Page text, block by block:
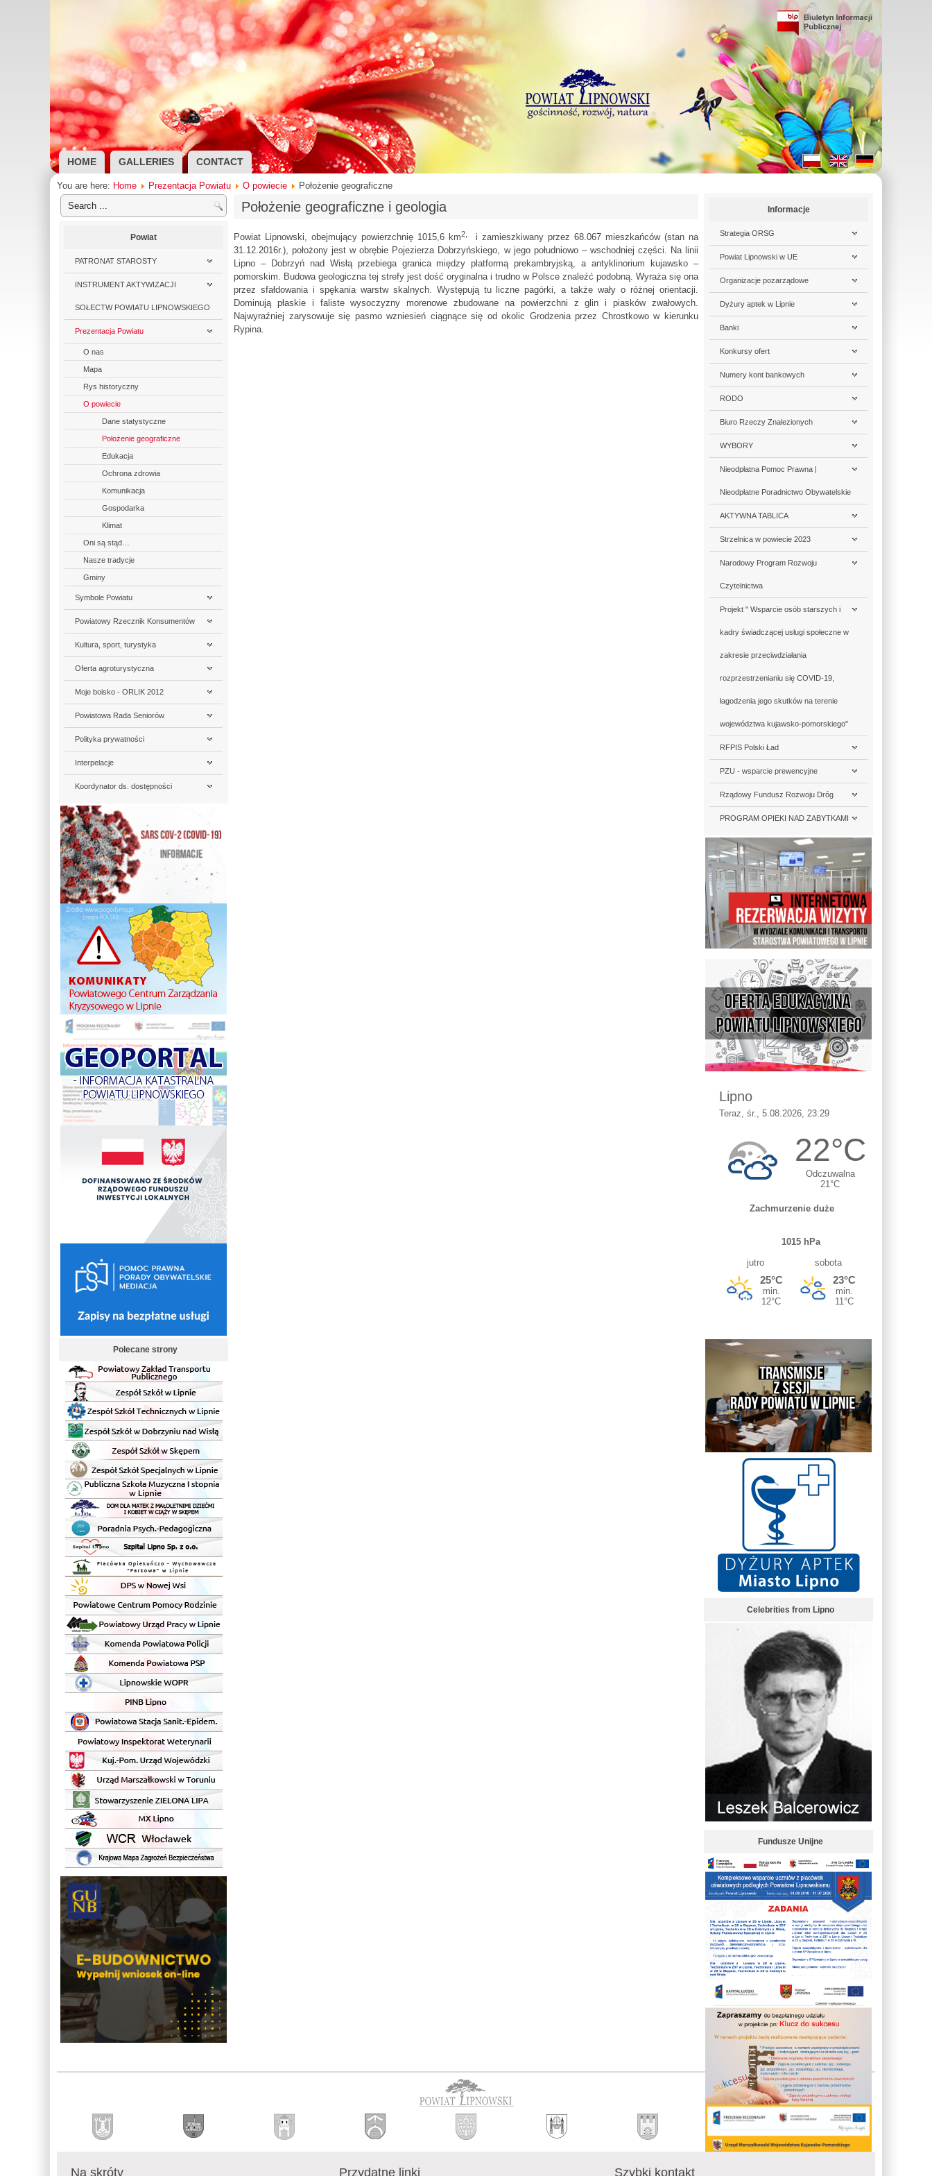
HOME GALLERIES CONTACT
You are here: Home Prezentacja Powiatu O powiecie Położenie geograficzne
Powiat
PATRONAT STAROSTY
INSTRUMENT AKTYWIZACJI
SOŁECTW POWIATU LIPNOWSKIEGO
Prezentacja Powiatu
O nas
Mapa
Rys historyczny
O powiecie
Dane statystyczne
Położenie geograficzne
Edukacja
Ochrona zdrowia
Komunikacja
Gospodarka
Klimat
Oni są stąd…
Nasze tradycje
Gminy
Symbole Powiatu
Powiatowy Rzecznik Konsumentów
Kultura, sport, turystyka
Oferta agroturystyczna
Moje boisko - ORLIK 2012
Powiatowa Rada Seniorów
Polityka prywatności
Interpelacje
Koordynator ds. dostępności
Polecane strony
Położenie geograficzne i geologia
Powiat Lipnowski, obejmujący powierzchnię 1015,6 km2,
i zamieszkiwany przez 68.067 mieszkańców (stan na
31.12.2016r.), położony jest w obrębie Pojezierza Dobrzyńskiego, w jego południowo – wschodniej części. Na linii
Lipno – Dobrzyń nad Wisłą przebiega granica między platformą prekambryjską, a antyklinorium kujawsko –
pomorskim. Budowa geologiczna tej strefy jest dość oryginalna i trudno w Polsce znaleźć podobną. Wyraża się ona
przez sfałdowania i spękania warstw skalnych. Występują tu liczne pagórki, a także wały o różnej orientacji.
Dominują płaskie i faliste wysoczyzny morenowe zbudowane na powierzchni z glin i piasków zwałowych.
Najwyraźniej zarysowuje się pasmo wzniesień ciągnące się od okolic Grodzenia przez Chrostkowo w kierunku
Rypina.
Informacje
Strategia ORSG
Powiat Lipnowski w UE
Organizacje pozarządowe
Dyżury aptek w Lipnie
Banki
Konkursy ofert
Numery kont bankowych
RODO
Biuro Rzeczy Znalezionych
WYBORY
Nieodpłatna Pomoc Prawna |
Nieodpłatne Poradnictwo Obywatelskie
AKTYWNA TABLICA
Strzelnica w powiecie 2023
Narodowy Program Rozwoju
Czytelnictwa
Projekt " Wsparcie osób starszych i
kadry świadczącej usługi społeczne w
zakresie przeciwdziałania
rozprzestrzenianiu się COVID-19,
łagodzenia jego skutków na terenie
województwa kujawsko-pomorskiego"
RFPIS Polski Ład
PZU - wsparcie prewencyjne
Rządowy Fundusz Rozwoju Dróg
PROGRAM OPIEKI NAD ZABYTKAMI
Celebrities from Lipno
Fundusze Unijne
Na skróty Przydatne linki Szybki kontakt